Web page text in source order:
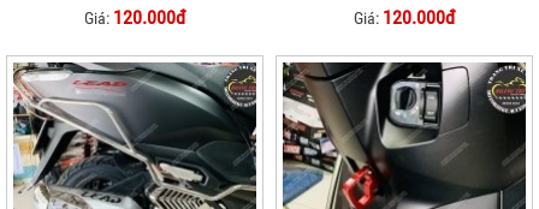
Giá: 120.000đ Giá: 120.000đ